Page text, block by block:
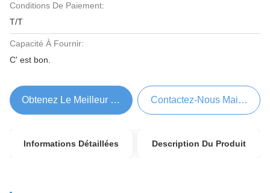
Conditions De Paiement:
T/T
Capacité À Fournir:
C' est bon.
Obtenez Le Meilleur Prix Contactez-Nous Maintenant
Informations Détaillées Description Du Produit